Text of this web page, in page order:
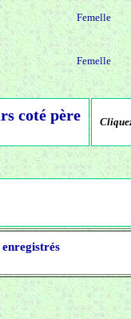
Femelle
Femelle
coté père